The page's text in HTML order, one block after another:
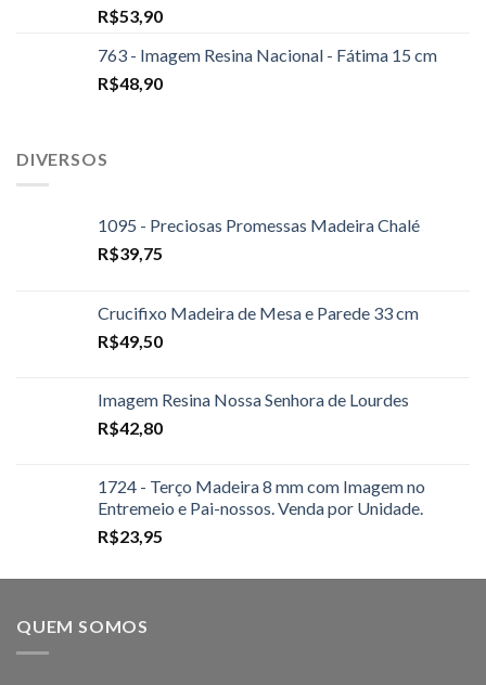
R$53,90
763 - Imagem Resina Nacional - Fátima 15 cm
R$48,90
DIVERSOS
1095 - Preciosas Promessas Madeira Chalé
R$39,75
Crucifixo Madeira de Mesa e Parede 33 cm
R$49,50
Imagem Resina Nossa Senhora de Lourdes
R$42,80
1724 - Terço Madeira 8 mm com Imagem no
Entremeio e Pai-nossos. Venda por Unidade.
R$23,95
QUEM SOMOS